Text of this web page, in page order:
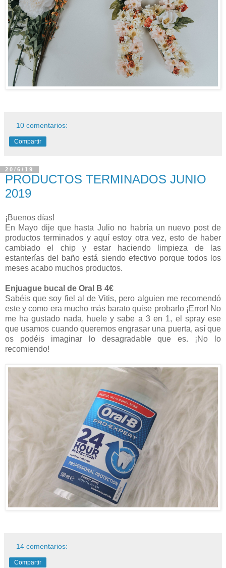
10 comentarios:
Compartir
20/6/19
PRODUCTOS TERMINADOS JUNIO
2019
¡Buenos días!
En Mayo dije que hasta Julio no habría un nuevo post de
productos terminados y aquí estoy otra vez, esto de haber
cambiado el chip y estar haciendo limpieza de las
estanterías del baño está siendo efectivo porque todos los
meses acabo muchos productos.
Enjuague bucal de Oral B 4€
Sabéis que soy fiel al de Vitis, pero alguien me recomendó
este y como era mucho más barato quise probarlo ¡Error! No
me ha gustado nada, huele y sabe a 3 en 1, el spray ese
que usamos cuando queremos engrasar una puerta, así que
os podéis imaginar lo desagradable que es. ¡No lo
recomiendo!
14 comentarios:
Compartir